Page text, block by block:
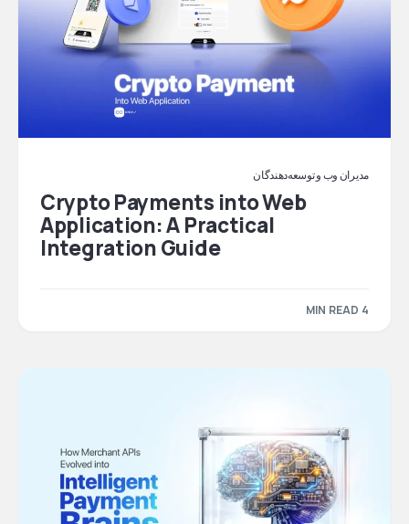
مدیران وب و توسعه‌دهندگان
Crypto Payments into Web
Application: A Practical
Integration Guide
4 MIN READ